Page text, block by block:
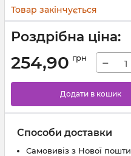
Товар закінчується
Роздрібна ціна:
254,90 грн −
Додати в кошик
Способи доставки
Самовивіз з Нової пошти